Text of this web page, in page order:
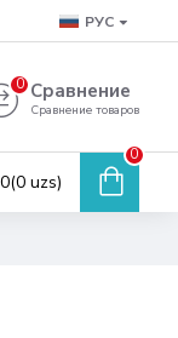
РУС
Сравнение
Сравнение товаров
0
uzs)
0